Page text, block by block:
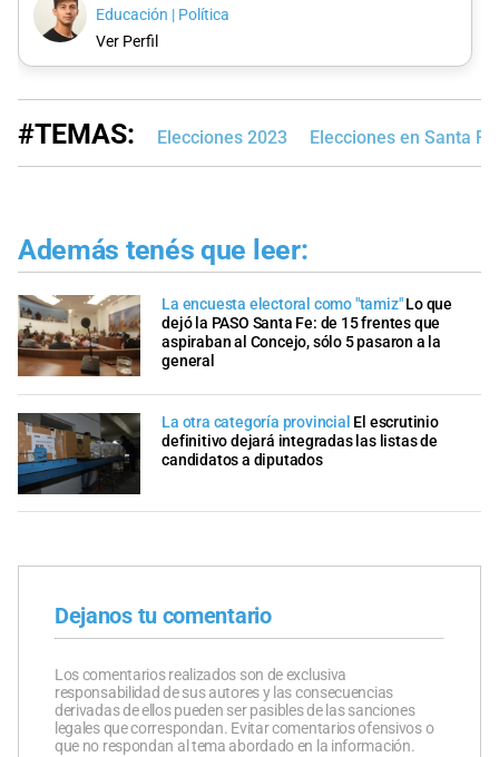
Educación | Política
Ver Perfil
#TEMAS: Elecciones 2023 Elecciones en Santa Fe
Además tenés que leer:
La encuesta electoral como "tamiz" Lo que
dejó la PASO Santa Fe: de 15 frentes que
aspiraban al Concejo, sólo 5 pasaron a la
general
La otra categoría provincial El escrutinio
definitivo dejará integradas las listas de
candidatos a diputados
Dejanos tu comentario
Los comentarios realizados son de exclusiva
responsabilidad de sus autores y las consecuencias
derivadas de ellos pueden ser pasibles de las sanciones
legales que correspondan. Evitar comentarios ofensivos o
que no respondan al tema abordado en la información.